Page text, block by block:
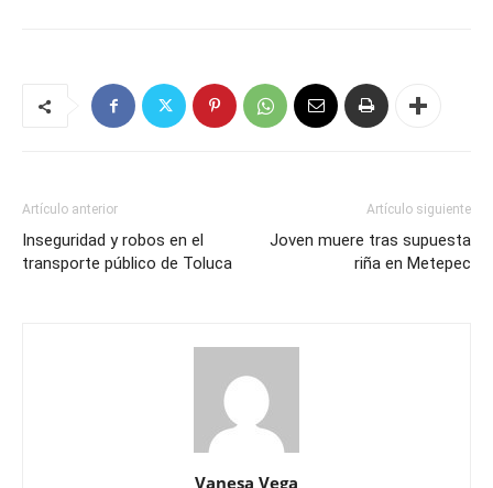
Artículo anterior
Inseguridad y robos en el
transporte público de Toluca
Artículo siguiente
Joven muere tras supuesta
riña en Metepec
Vanesa Vega